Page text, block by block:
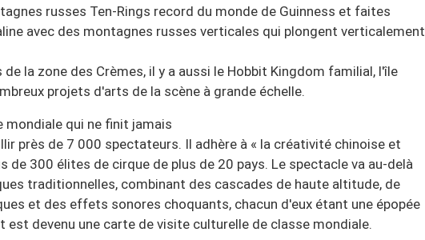
russes Ten-Rings record du monde de Guinness et faites
avec des montagnes russes verticales qui plongent verticalement
la zone des Crèmes, il y a aussi le Hobbit Kingdom familial, l'île
projets d'arts de la scène à grande échelle.
mondiale qui ne finit jamais
près de 7 000 spectateurs. Il adhère à « la créativité chinoise et
300 élites de cirque de plus de 20 pays. Le spectacle va au-delà
traditionnelles, combinant des cascades de haute altitude, de
et des effets sonores choquants, chacun d'eux étant une épopée
devenu une carte de visite culturelle de classe mondiale.